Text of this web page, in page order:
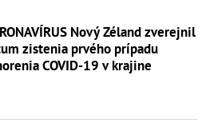
Nový Zéland zverejnil
zistenia prvého prípadu
COVID-19 v krajine